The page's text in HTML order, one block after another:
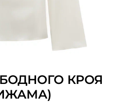
КРОЯ